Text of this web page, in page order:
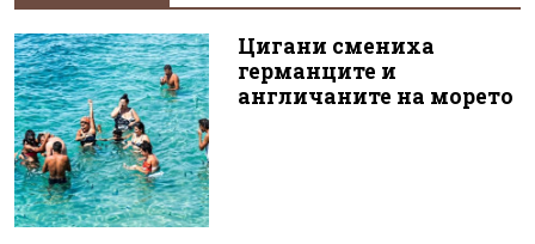
Цигани смениха
германците и
англичаните на морето